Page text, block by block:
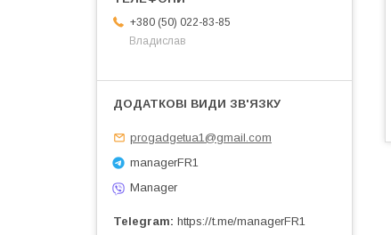
+380 (50) 022-83-85
Владислав
progadgetua1@gmail.com
managerFR1
Manager
Telegram https://t.me/managerFR1